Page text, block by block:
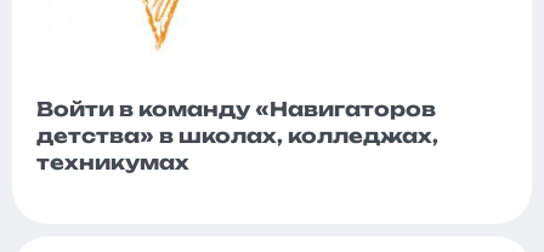
Войти в команду «Навигаторов
детства» в школах, колледжах,
техникумах